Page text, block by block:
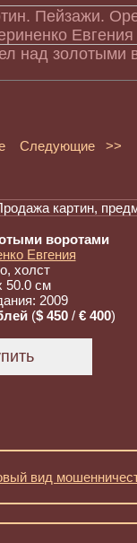
над золотыми
Следующие >>
воротами
Евгения
холст
50.0 см
2009
($ 450 / € 400)
вид